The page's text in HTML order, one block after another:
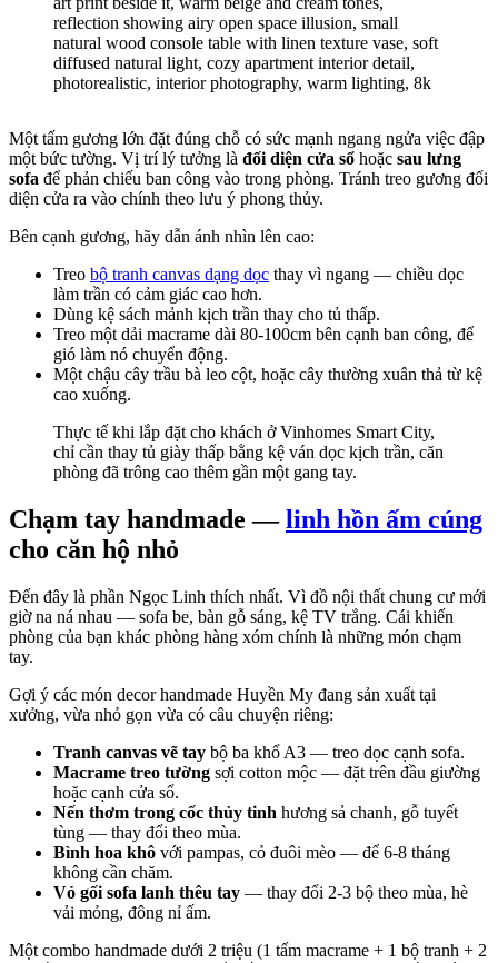
Một tấm gương lớn đặt đúng chỗ có sức mạnh ngang ngửa việc đập
một bức tường. Vị trí lý tưởng là đối diện cửa sổ hoặc sau lưng
sofa để phản chiếu ban công vào trong phòng. Tránh treo gương đối
diện cửa ra vào chính theo lưu ý phong thủy.
Bên cạnh gương, hãy dẫn ánh nhìn lên cao:
Treo bộ tranh canvas dạng dọc thay vì ngang — chiều dọc
làm trần có cảm giác cao hơn.
Dùng kệ sách mảnh kịch trần thay cho tủ thấp.
Treo một dải macrame dài 80-100cm bên cạnh ban công, để
gió làm nó chuyển động.
Một chậu cây trầu bà leo cột, hoặc cây thường xuân thả từ kệ
cao xuống.
Thực tế khi lắp đặt cho khách ở Vinhomes Smart City,
chỉ cần thay tủ giày thấp bằng kệ ván dọc kịch trần, căn
phòng đã trông cao thêm gần một gang tay.
Chạm tay handmade —linh hồn ấm cúng
cho căn hộ nhỏ
Đến đây là phần Ngọc Linh thích nhất. Vì đồ nội thất chung cư mới
giờ na ná nhau — sofa be, bàn gỗ sáng, kệ TV trắng. Cái khiến
phòng của bạn khác phòng hàng xóm chính là những món chạm
tay.
Gợi ý các món decor handmade Huyền My đang sản xuất tại
xưởng, vừa nhỏ gọn vừa có câu chuyện riêng:
Tranh canvas vẽ tay bộ ba khổ A3 — treo dọc cạnh sofa.
Macrame treo tường sợi cotton mộc — đặt trên đầu giường
hoặc cạnh cửa sổ.
Nến thơm trong cốc thủy tinh hương sả chanh, gỗ tuyết
tùng — thay đổi theo mùa.
Bình hoa khô với pampas, cỏ đuôi mèo — để 6-8 tháng
không cần chăm.
Vỏ gối sofa lanh thêu tay — thay đổi 2-3 bộ theo mùa, hè
vải mỏng, đông nỉ ấm.
Một combo handmade dưới 2 triệu (1 tấm macrame + 1 bộ tranh + 2